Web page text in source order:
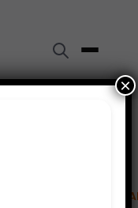
puede causar
SALUD
×